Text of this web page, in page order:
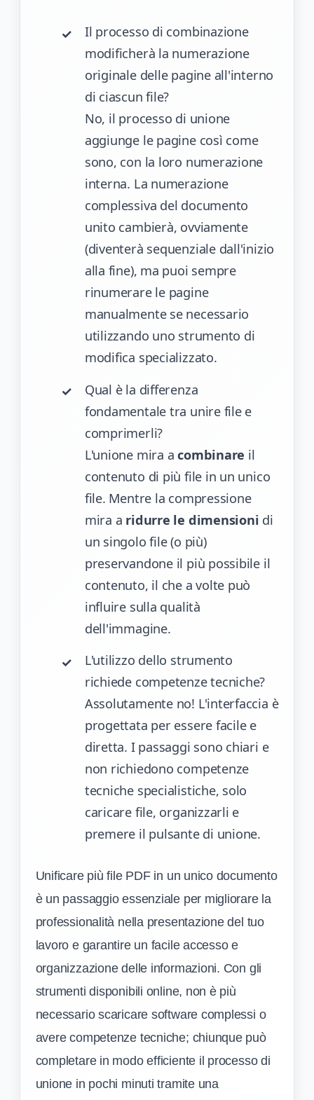
Il processo di combinazione
modificherà la numerazione
originale delle pagine all'interno
di ciascun file?
No, il processo di unione
aggiunge le pagine così come
sono, con la loro numerazione
interna. La numerazione
complessiva del documento
unito cambierà, ovviamente
(diventerà sequenziale dall'inizio
alla fine), ma puoi sempre
rinumerare le pagine
manualmente se necessario
utilizzando uno strumento di
modifica specializzato.
Qual è la differenza
fondamentale tra unire file e
comprimerli?
L'unione mira acombinare il
contenuto di più file in un unico
file. Mentre la compressione
mira a ridurre le dimensioni di
un singolo file (o più)
preservandone il più possibile il
contenuto, il che a volte può
influire sulla qualità
dell'immagine.
L'utilizzo dello strumento
richiede competenze tecniche?
Assolutamente no! L'interfaccia è
progettata per essere facile e
diretta. I passaggi sono chiari e
non richiedono competenze
tecniche specialistiche, solo
caricare file, organizzarli e
premere il pulsante di unione.
Unificare più file PDF in un unico documento
è un passaggio essenziale per migliorare la
professionalità nella presentazione del tuo
lavoro e garantire un facile accesso e
organizzazione delle informazioni. Con gli
strumenti disponibili online, non è più
necessario scaricare software complessi o
avere competenze tecniche; chiunque può
completare in modo efficiente il processo di
unione in pochi minuti tramite una